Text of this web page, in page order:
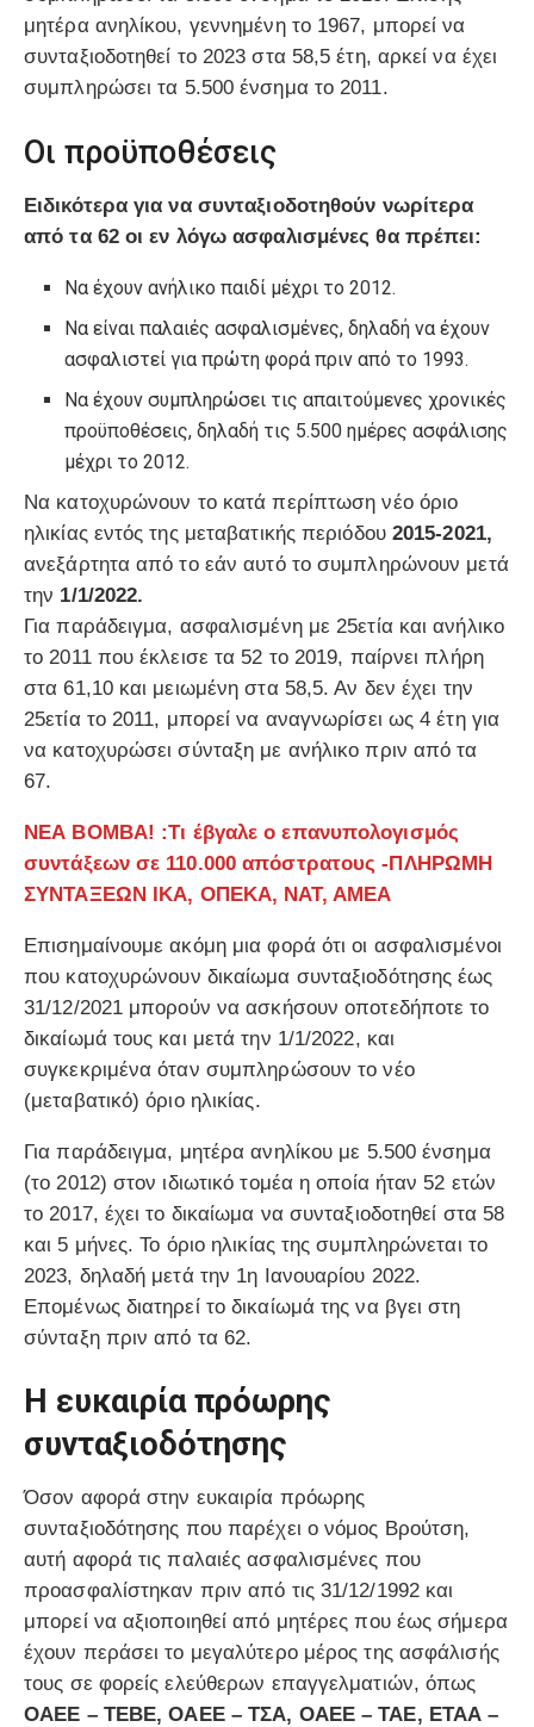
μητέρα ανηλίκου, γεννημένη το 1967, μπορεί να
συνταξιοδοτηθεί το 2023 στα 58,5 έτη, αρκεί να έχει
συμπληρώσει τα 5.500 ένσημα το 2011.
Οι προϋποθέσεις
Ειδικότερα για να συνταξιοδοτηθούν νωρίτερα
από τα 62 οι εν λόγω ασφαλισμένες θα πρέπει:
Να έχουν ανήλικο παιδί μέχρι το 2012.
Να είναι παλαιές ασφαλισμένες, δηλαδή να έχουν
ασφαλιστεί για πρώτη φορά πριν από το 1993.
Να έχουν συμπληρώσει τις απαιτούμενες χρονικές
προϋποθέσεις, δηλαδή τις 5.500 ημέρες ασφάλισης
μέχρι το 2012.
Να κατοχυρώνουν το κατά περίπτωση νέο όριο
ηλικίας εντός της μεταβατικής περιόδου2015-2021,
ανεξάρτητα από το εάν αυτό το συμπληρώνουν μετά
την 1/1/2022.
Για παράδειγμα, ασφαλισμένη με 25ετία και ανήλικο
το 2011 που έκλεισε τα 52 το 2019, παίρνει πλήρη
στα 61,10 και μειωμένη στα 58,5. Αν δεν έχει την
25ετία το 2011, μπορεί να αναγνωρίσει ως 4 έτη για
να κατοχυρώσει σύνταξη με ανήλικο πριν από τα
67.
ΝΕΑ ΒΟΜΒΑ! :Τι έβγαλε ο επανυπολογισμός
συντάξεων σε 110.000 απόστρατους -ΠΛΗΡΩΜΗ
ΣΥΝΤΑΞΕΩΝ ΙΚΑ, ΟΠΕΚΑ, ΝΑΤ, ΑΜΕΑ
Επισημαίνουμε ακόμη μια φορά ότι οι ασφαλισμένοι
που κατοχυρώνουν δικαίωμα συνταξιοδότησης έως
31/12/2021 μπορούν να ασκήσουν οποτεδήποτε το
δικαίωμά τους και μετά την 1/1/2022, και
συγκεκριμένα όταν συμπληρώσουν το νέο
(μεταβατικό) όριο ηλικίας.
Για παράδειγμα, μητέρα ανηλίκου με 5.500 ένσημα
(το 2012) στον ιδιωτικό τομέα η οποία ήταν 52 ετών
το 2017, έχει το δικαίωμα να συνταξιοδοτηθεί στα 58
και 5 μήνες. Το όριο ηλικίας της συμπληρώνεται το
2023, δηλαδή μετά την 1η Ιανουαρίου 2022.
Επομένως διατηρεί το δικαίωμά της να βγει στη
σύνταξη πριν από τα 62.
Η ευκαιρία πρόωρης
συνταξιοδότησης
Όσον αφορά στην ευκαιρία πρόωρης
συνταξιοδότησης που παρέχει ο νόμος Βρούτση,
αυτή αφορά τις παλαιές ασφαλισμένες που
προασφαλίστηκαν πριν από τις 31/12/1992 και
μπορεί να αξιοποιηθεί από μητέρες που έως σήμερα
έχουν περάσει το μεγαλύτερο μέρος της ασφάλισής
τους σε φορείς ελεύθερων επαγγελματιών, όπως
ΟΑΕΕ – ΤΕΒΕ, ΟΑΕΕ – ΤΣΑ, ΟΑΕΕ – ΤΑΕ, ΕΤΑΑ –